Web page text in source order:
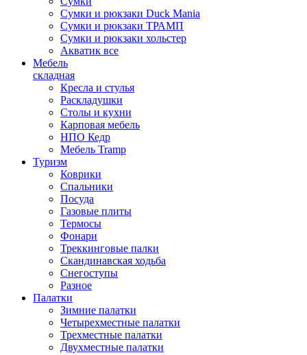
Сумки и рюкзаки Duck Mania
Сумки и рюкзаки ТРАМП
Сумки и рюкзаки хольстер
Акватик все
Мебель
складная
Кресла и стулья
Раскладушки
Столы и кухни
Карповая мебель
НПО Кедр
Мебель Tramp
Туризм
Коврики
Спальники
Посуда
Газовые плиты
Термосы
Фонари
Треккинговые палки
Скандинавская ходьба
Снегоступы
Разное
Палатки
Зимние палатки
Четырехместные палатки
Трехместные палатки
Двухместные палатки